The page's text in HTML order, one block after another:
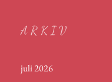
ARKIV
juli 2026